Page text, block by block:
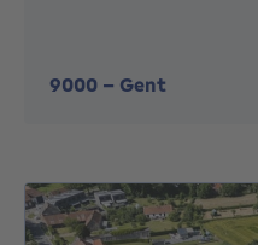
9000 - Gent